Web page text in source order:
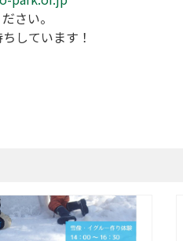
さい。
しています！